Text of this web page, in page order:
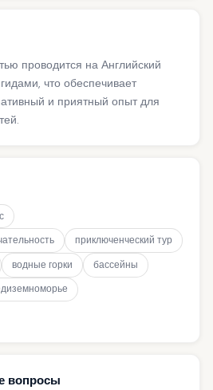
проводится на Английский
что обеспечивает
и приятный опыт для
приключенческий тур
водные горки
бассейны
вопросы